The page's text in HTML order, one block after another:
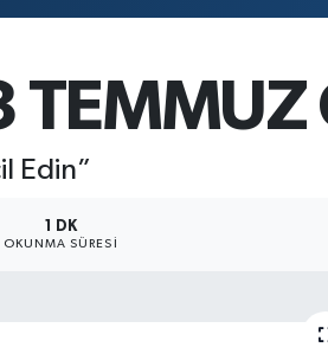
Edin”
1 DK
OKUNMA SÜRESI